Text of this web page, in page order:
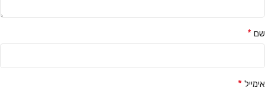
שם *
אימייל *